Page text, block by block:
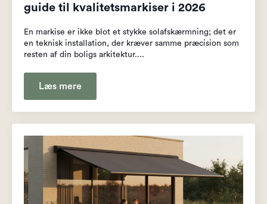
guide til kvalitetsmarkiser i 2026
En markise er ikke blot et stykke solafskærmning; det er
en teknisk installation, der kræver samme præcision som
resten af din boligs arkitektur....
Læs mere